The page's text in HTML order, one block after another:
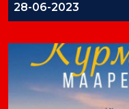
28-06-2023